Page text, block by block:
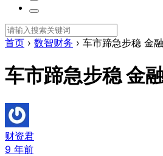
首页 › 数智财务 › 车市蹄急步稳 金
车市蹄急步稳 金
财资君
9 年前